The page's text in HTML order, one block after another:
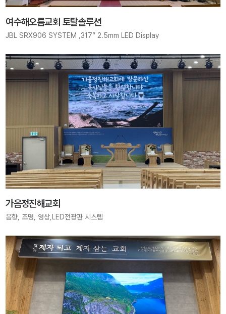
여수해오름교회 토탈솔루션
JBL SRX906 SYSTEM ,317” 2.5mm LED Display
가음정진해교회
음향, 조명, 영상,LED전광판 시스템